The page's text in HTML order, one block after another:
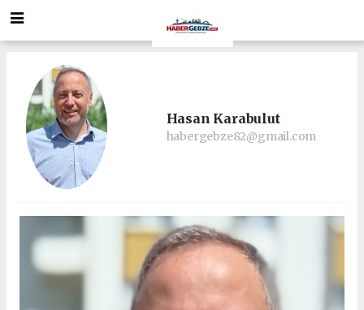
Hasan Karabulut
habergebze82@gmail.com